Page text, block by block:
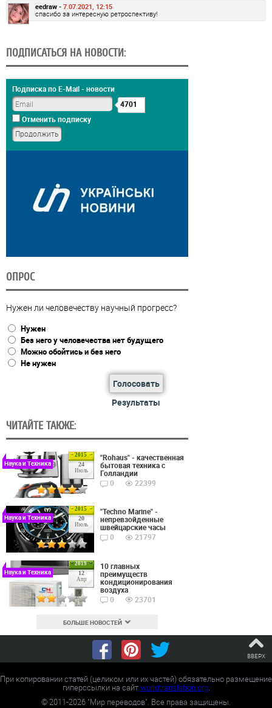
eedraw - 7.07.2021, 12:15
спасибо за интересную ретроспективу!
ПОДПИСАТЬСЯ НА НОВОСТИ:
Подписка по E-Mail - новости
4701
Отменить подписку
ОПРОС
Нужен ли человечеству научный прогресс?
Нужен
Без него у человечества нет будущего
Можно обойтись и без него
Не нужен
Голосовать
Результаты
ЧИТАЙТЕ ТАКЖЕ:
2015
24
Июль
Наука и Техника
"Rohaus" - качественная
бытовая техника с
Голландии
0
22399
2015
20
Июль
Наука и Техника
"Techno Marine" -
непревзойденные
швейцарские часы
0
21797
2019
12
Апр
Наука и Техника
10 главных
преимуществ
кондиционирования
воздуха
0
23701
БОЛЬШЕ НОВОСТЕЙ
ВВЕРХ
При копировании статей (целиком или их частей) обязательно размещение
гиперссылки на сайтworldtranslation.org.
©2011-2026 "Мир переводов". Все права защищены.